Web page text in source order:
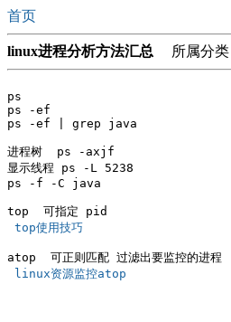
首页
linux进程分析方法汇总 所属分类
ps
ps -ef
ps -ef | grep java
进程树  ps -axjf
显示线程 ps -L 5238
ps -f -C java
top使用技巧
linux资源监控atop